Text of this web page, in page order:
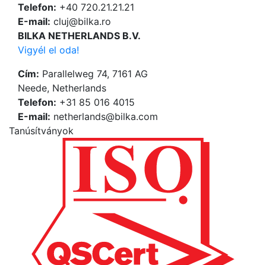
Telefon: +40 720.21.21.21
Е-mail: cluj@bilka.ro
BILKA NETHERLANDS B.V.
Vigyél el oda!
Cím: Parallelweg 74, 7161 AG
Neede, Netherlands
Telefon: +31 85 016 4015
Е-mail: netherlands@bilka.com
Tanúsítványok